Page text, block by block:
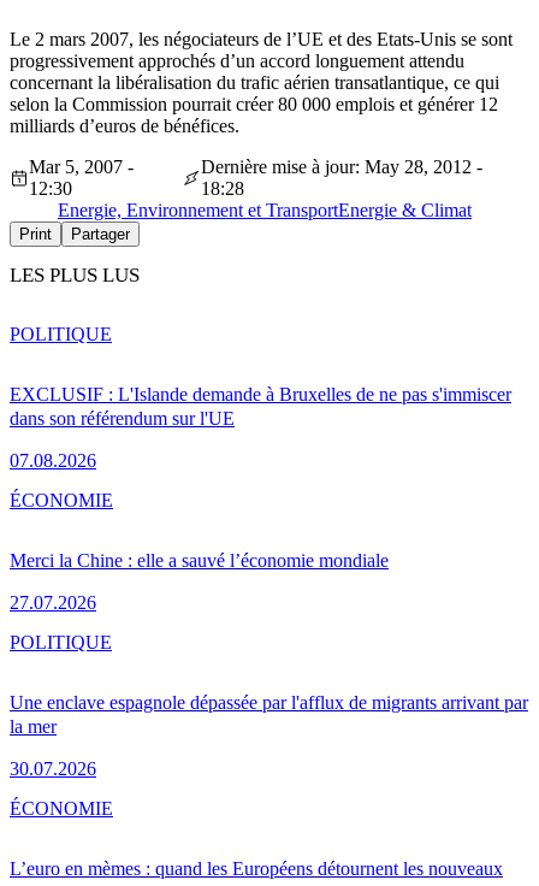
Le 2 mars 2007, les négociateurs de l’UE et des Etats-Unis se sont
progressivement approchés d’un accord longuement attendu
concernant la libéralisation du trafic aérien transatlantique, ce qui
selon la Commission pourrait créer 80 000 emplois et générer 12
milliards d’euros de bénéfices.
Mar 5, 2007 -
12:30
Dernière mise à jour: May 28, 2012 -
18:28
Energie, Environnement et TransportEnergie & Climat
Print Partager
LES PLUS LUS
EXCLUSIF : L'Islande demande à Bruxelles de ne pas s'immiscer
dans son référendum sur l'UE
07.08.2026
POLITIQUE
Merci la Chine : elle a sauvé l’économie mondiale
27.07.2026
ÉCONOMIE
Une enclave espagnole dépassée par l'afflux de migrants arrivant par
la mer
30.07.2026
POLITIQUE
L’euro en mèmes : quand les Européens détournent les nouveaux
ÉCONOMIE